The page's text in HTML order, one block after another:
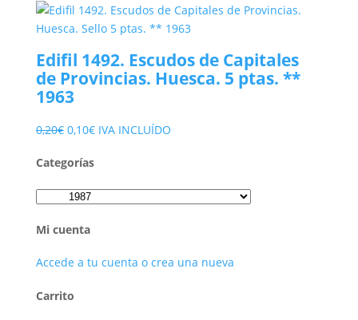
precio
original
0,30€.
precio
actual
0,15€.
Edifil 1492. Escudos de Capitales
de Provincias. Huesca. 5 ptas. **
1963
0,20€ El
original
0,20€.
0,10€El
actual
0,10€.
IVA INCLUÍDO
Categorías
Mi cuenta
Accede a tu cuenta o crea una nueva
Carrito